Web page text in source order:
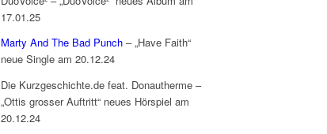
17.01.25
Marty And The Bad Punch – „Have Faith“
neue Single am 20.12.24
Die Kurzgeschichte.de feat. Donautherme –
„Ottis grosser Auftritt“ neues Hörspiel am
20.12.24